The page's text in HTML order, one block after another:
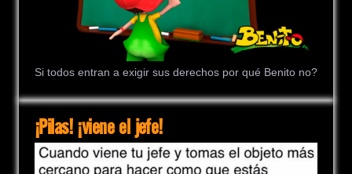
Si todos entran a exigir sus derechos por qué Benito no?
¡Pilas! ¡viene el jefe!